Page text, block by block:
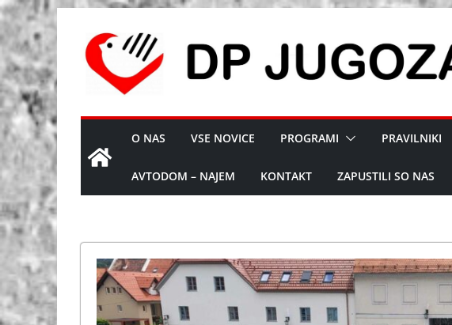
content
O NAS VSE NOVICE PROGRAMI PRAVILNIKI
AVTODOM – NAJEM KONTAKT ZAPUSTILI SO NAS